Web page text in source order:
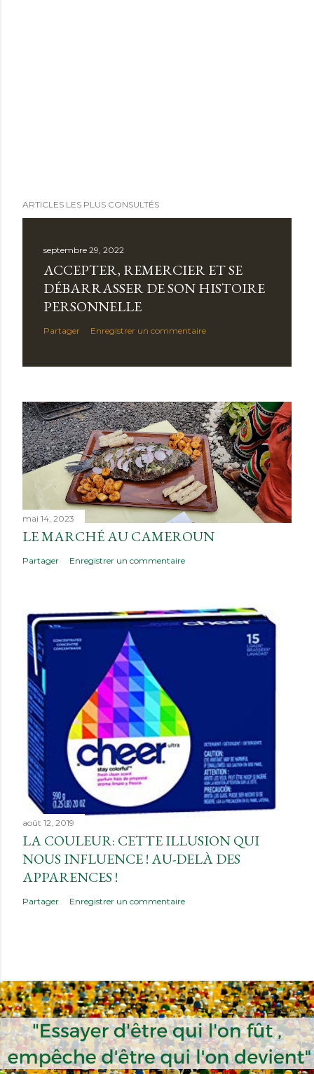
ARTICLES LES PLUS CONSULTÉS
septembre 29, 2022
ACCEPTER, REMERCIER ET SE
DÉBARRASSER DE SON HISTOIRE
PERSONNELLE
Partager Enregistrer un commentaire
mai 14, 2023
LE MARCHÉ AU CAMEROUN
Partager Enregistrer un commentaire
août 12, 2019
LA COULEUR: CETTE ILLUSION QUI
NOUS INFLUENCE ! AU-DELÀ DES
APPARENCES !
Partager Enregistrer un commentaire